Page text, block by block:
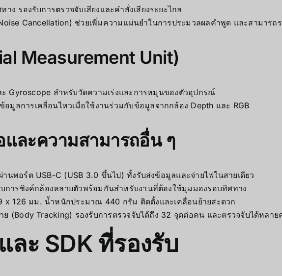
าง รองรับการตรวจจับเสียงและคำสั่งเสียงระยะไกล
Cancellation) ช่วยเพิ่มความแม่นยำในการประมวลผลคำพูด และสามารถ
Measurement Unit)
Gyroscope สำหรับวัดความเร่งและการหมุนของตัวอุปกรณ์
มูลการเคลื่อนไหวเมื่อใช้งานร่วมกับข้อมูลจากกล้อง Depth และ RGB
และความสามารถอื่น ๆ
นพอร์ต USB-C (USB 3.0 ขึ้นไป) ทั้งรับส่งข้อมูลและจ่ายไฟในสายเดียว
การซิงค์กล้องหลายตัวพร้อมกันสำหรับงานที่ต้องใช้มุมมองรอบทิศทาง
x 126 มม. น้ำหนักประมาณ 440 กรัม ติดตั้งและเคลื่อนย้ายสะดวก
ย (Body Tracking) รองรับการตรวจจับได้ถึง 32 จุดต่อคน และตรวจจับได้หลา
ะ SDK ที่รองรับ